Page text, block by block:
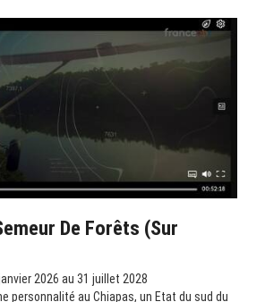
De Forêts (sur
2026 au 31 juillet 2028
personnalité au Chiapas, un Etat du sud du